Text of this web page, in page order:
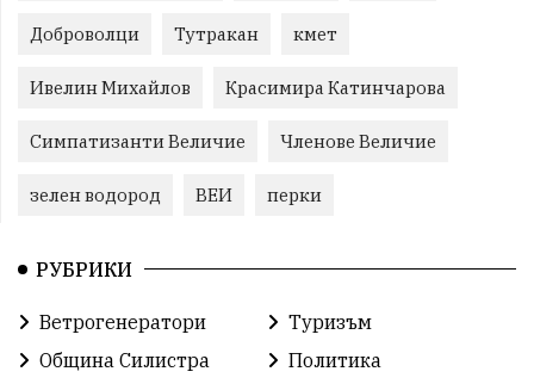
Доброволци Тутракан кмет
Ивелин Михайлов Красимира Катинчарова
Симпатизанти Величие Членове Величие
зелен водород ВЕИ перки
РУБРИКИ
Ветрогенератори
Туризъм
Община Силистра
Политика